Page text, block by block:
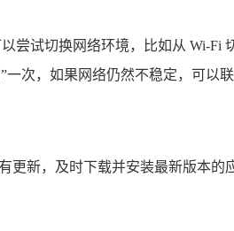
尝试切换网络环境，比如从 Wi-
次，如果网络仍然不稳定，可以
新，及时下载并安装最新版本